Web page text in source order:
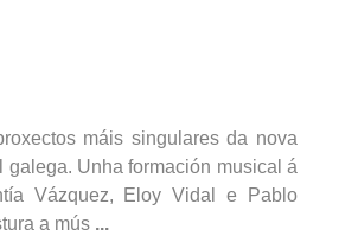
máis singulares da nova
galega. Unha formación musical á
Vázquez, Eloy Vidal e Pablo
a mús ...